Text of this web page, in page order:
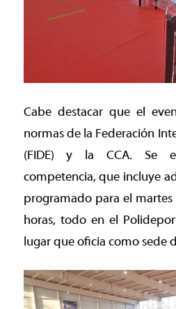
Cabe destacar que el
normas de la Federación
(FIDE) y la CCA. Se
competencia, que incluye
programado para el
horas, todo en el
lugar que oficia como sede